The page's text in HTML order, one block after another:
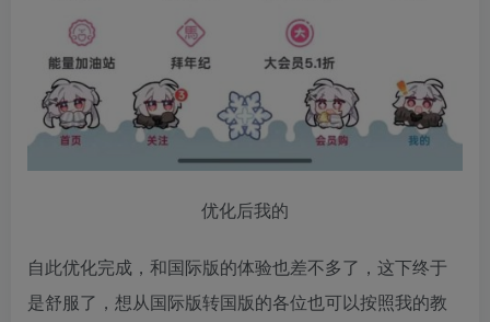
优化后我的
自此优化完成，和国际版的体验也差不多了，这下终于
是舒服了，想从国际版转国版的各位也可以按照我的教